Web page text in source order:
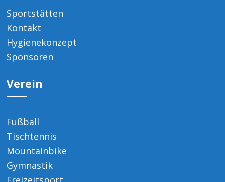
Sportstätten
Kontakt
Hygienekonzept
Sponsoren
Verein
Fußball
Tischtennis
Mountainbike
Gymnastik